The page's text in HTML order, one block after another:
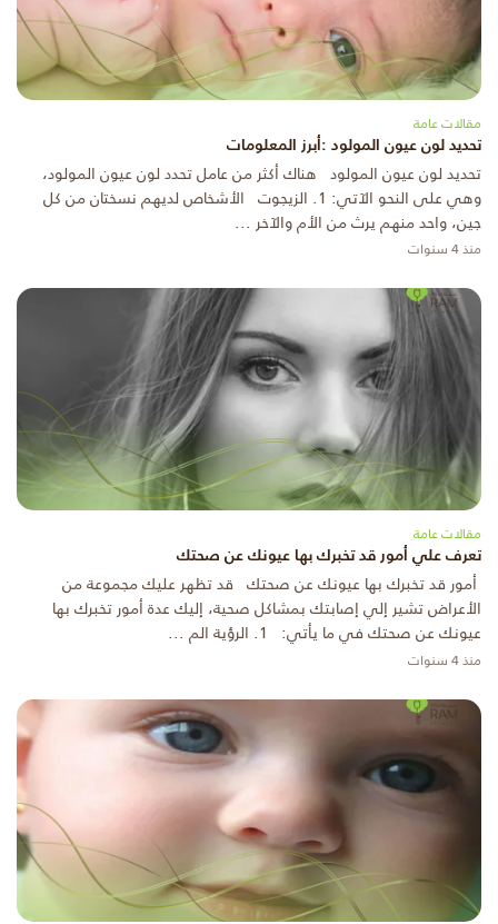
مقالات عامة
تحديد لون عيون المولود :أبرز المعلومات
تحديد لون عيون المولود هناك أكثر من عامل تحدد لون عيون المولود،
وهي على النحو الآتي: 1. الزيجوت الأشخاص لديهم نسختان من كل
جين، واحد منهم يرث من الأم والآخر ...
منذ 4 سنوات
مقالات عامة
تعرف علي أمور قد تخبرك بها عيونك عن صحتك
أمور قد تخبرك بها عيونك عن صحتك قد تظهر عليك مجموعة من
الأعراض تشير إلي إصابتك بمشاكل صحية، إليك عدة أمور تخبرك بها
عيونك عن صحتك في ما يأتي: 1. الرؤية الم ...
منذ 4 سنوات